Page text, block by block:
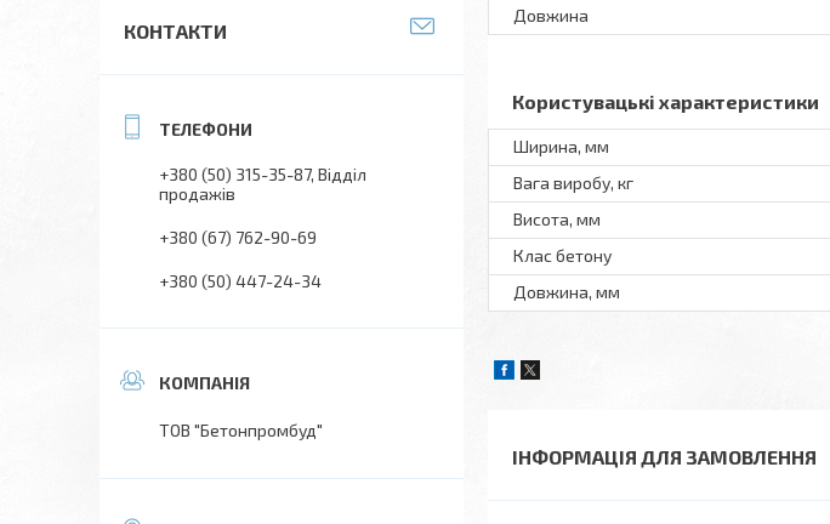
Довжина
Користувацькi характеристики
Ширина, мм
Вага виробу, кг
Висота, мм
Клас бетону
Довжина, мм
ІНФОРМАЦІЯ ДЛЯ ЗАМОВЛЕННЯ
КОНТАКТИ
+380 (50) 315-35-87 Відділ
продажів
+380 (67) 762-90-69
+380 (50) 447-24-34
ТОВ "Бетонпромбуд"